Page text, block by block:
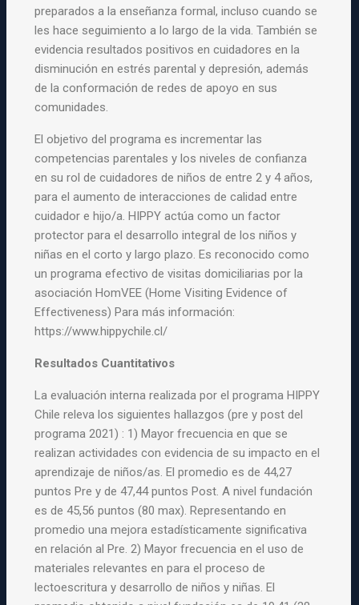
preparados a la enseñanza formal, incluso cuando se
les hace seguimiento a lo largo de la vida. También se
evidencia resultados positivos en cuidadores en la
disminución en estrés parental y depresión, además
de la conformación de redes de apoyo en sus
comunidades.
El objetivo del programa es incrementar las
competencias parentales y los niveles de confianza
en su rol de cuidadores de niños de entre 2 y 4 años,
para el aumento de interacciones de calidad entre
cuidador e hijo/a. HIPPY actúa como un factor
protector para el desarrollo integral de los niños y
niñas en el corto y largo plazo. Es reconocido como
un programa efectivo de visitas domiciliarias por la
asociación HomVEE (Home Visiting Evidence of
Effectiveness) Para más información:
https://www.hippychile.cl/
Resultados Cuantitativos
La evaluación interna realizada por el programa HIPPY
Chile releva los siguientes hallazgos (pre y post del
programa 2021) : 1) Mayor frecuencia en que se
realizan actividades con evidencia de su impacto en el
aprendizaje de niños/as. El promedio es de 44,27
puntos Pre y de 47,44 puntos Post. A nivel fundación
es de 45,56 puntos (80 max). Representando en
promedio una mejora estadísticamente significativa
en relación al Pre. 2) Mayor frecuencia en el uso de
materiales relevantes en para el proceso de
lectoescritura y desarrollo de niños y niñas. El